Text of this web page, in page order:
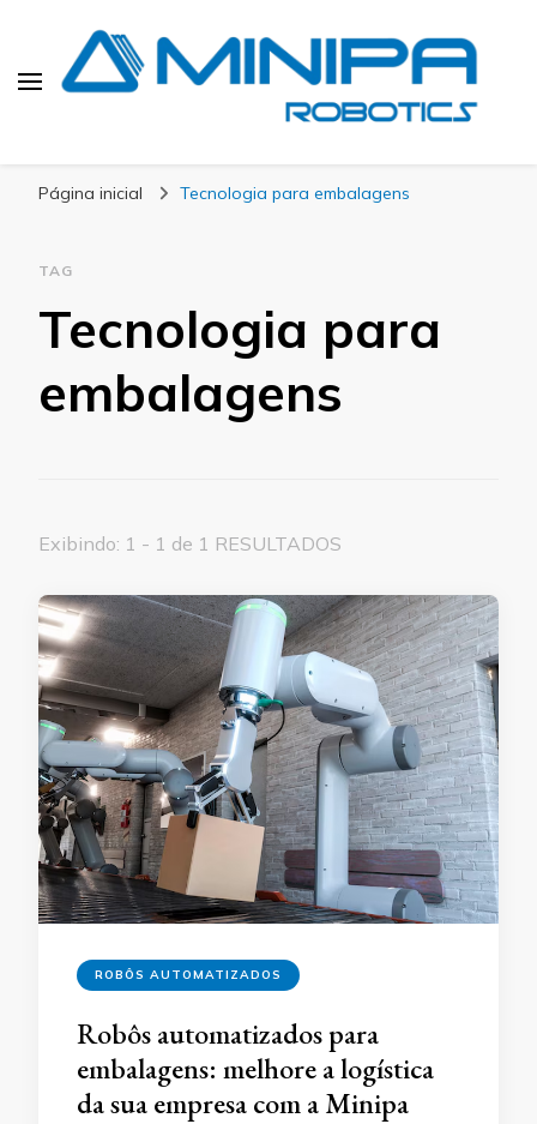
Página inicial Tecnologia para embalagens
TAG
Tecnologia para
embalagens
Exibindo: 1 - 1 de 1 RESULTADOS
ROBÔS AUTOMATIZADOS
Robôs automatizados para
embalagens: melhore a logística
da sua empresa com a Minipa